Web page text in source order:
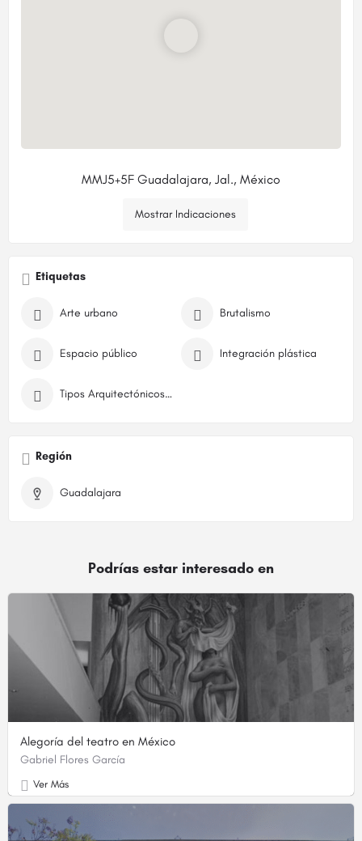
MMJ5+5F Guadalajara, Jal., México
Mostrar Indicaciones
Etiquetas
Arte urbano Brutalismo
Espacio público Integración plástica
Tipos Arquitectónicos Brutalismo
Región
Guadalajara
Podrías estar interesado en
Alegoría del teatro en México
Gabriel Flores García
Ver Más